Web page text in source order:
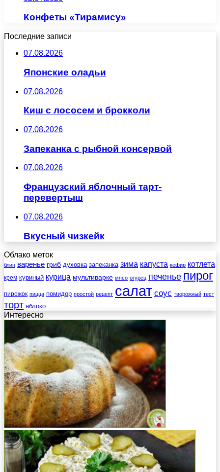
Конфеты «Тирамису»
Последние записи
07.08.2026
Японские оладьи
07.08.2026
Киш с лососем и брокколи
07.08.2026
Запеканка с рыбной консервой
07.08.2026
Французский яблочный тарт-
перевертыш
07.08.2026
Вкусный чизкейк
Облако меток
блин варенье гриб духовка запеканка зима капуста кефир котлета
крем куриный курица мультиварке мясо огурец печенье пирог
пирожок пицца помидор простой рецепт салат соус творожный тест
торт яблоко
Интересно